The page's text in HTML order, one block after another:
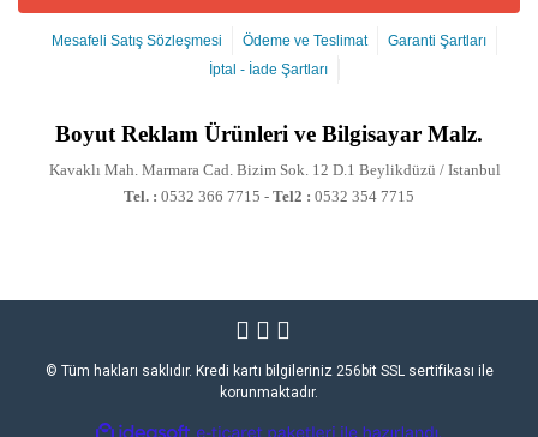
Mesafeli Satış Sözleşmesi Ödeme ve Teslimat
Garanti Şartları
İptal - İade Şartları
Boyut Reklam Ürünleri ve Bilgisayar Malz.
Kavaklı Mah. Marmara Cad. Bizim Sok. 12 D.1 Beylikdüzü / Istanbul
Tel. : 0532 366 7715 - Tel2 : 0532 354 7715
© Tüm hakları saklıdır. Kredi kartı bilgileriniz 256bit SSL sertifikası ile
korunmaktadır.
ideasoft e-